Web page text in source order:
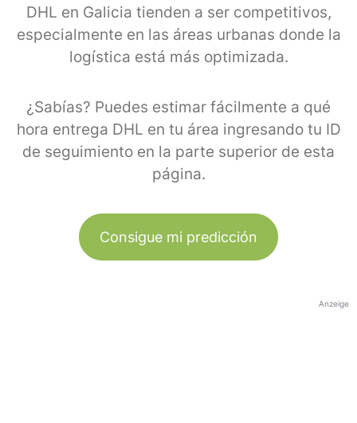
DHL en Galicia tienden a ser competitivos,
especialmente en las áreas urbanas donde la
logística está más optimizada.
¿Sabías? Puedes estimar fácilmente a qué
hora entrega DHL en tu área ingresando tu ID
de seguimiento en la parte superior de esta
página.
Consigue mi predicción
Anzeige